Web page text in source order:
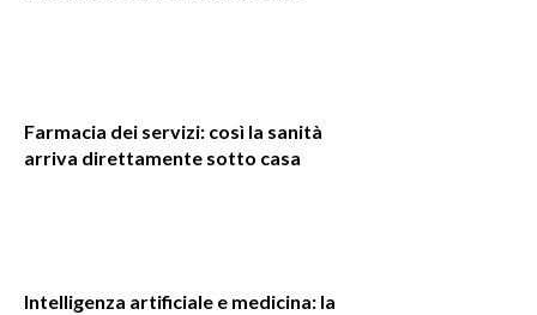
Farmacia dei servizi: così la sanità
arriva direttamente sotto casa
Intelligenza artificiale e medicina: la